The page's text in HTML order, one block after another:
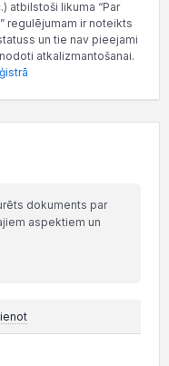
atbilstoši likuma “Par
regulējumam ir noteikts
un tie nav pieejami
atkalizmantošanai.
dokuments par
aspektiem un